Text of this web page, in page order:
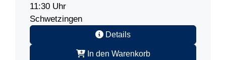
11:30 Uhr
Schwetzingen
Details
In den Warenkorb